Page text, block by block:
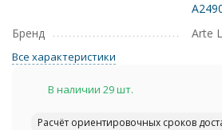
Бренд
Arte
Все характеристики
В наличии 29 шт.
Расчёт ориентировочных сроков